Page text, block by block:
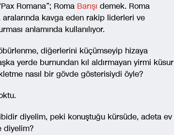
Romana”; Roma Barışı demek. Roma
kavga eden rakip liderleri ve
anlamında kullanılıyor.
diğerlerini küçümseyip hizaya
yerde burnundan kıl aldırmayan yirmi küsur
nasıl bir gövde gösterisiydi öyle?
diyelim, peki konuştuğu kürsüde, adeta ev
diyelim?